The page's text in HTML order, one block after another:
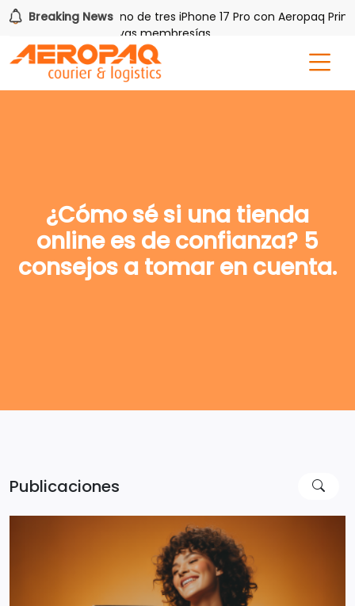
Breaking News
Gana uno de tres iPhone 17 Pro con Aeropaq Prime
tres meses nuevas membresías
¿Cómo sé si una tienda
online es de confianza? 5
consejos a tomar en cuenta.
Publicaciones